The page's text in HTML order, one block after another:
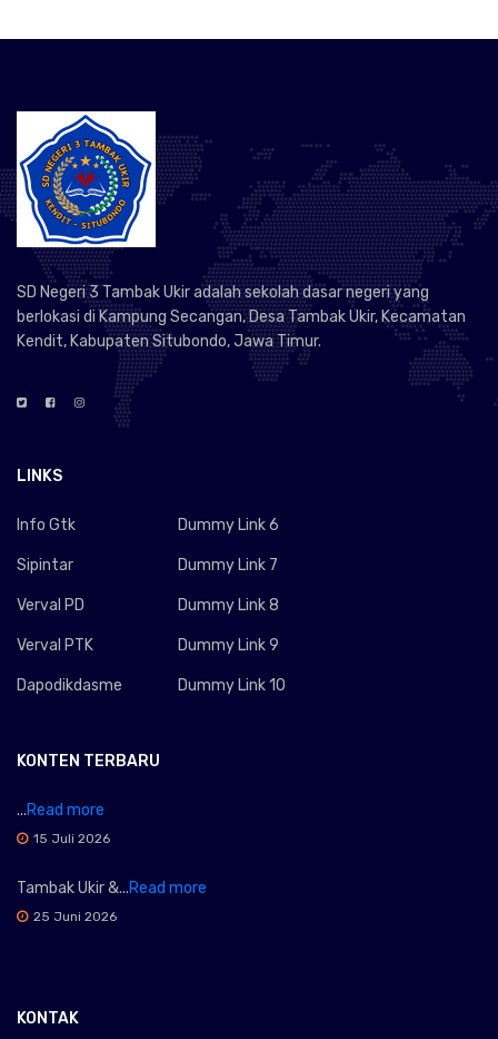
SD Negeri 3 Tambak Ukir adalah sekolah dasar negeri yang
berlokasi di Kampung Secangan, Desa Tambak Ukir, Kecamatan
Kendit, Kabupaten Situbondo, Jawa Timur.
LINKS
Info Gtk
Sipintar
Verval PD
Verval PTK
Dapodikdasme
Dummy Link 6
Dummy Link 7
Dummy Link 8
Dummy Link 9
Dummy Link 10
KONTEN TERBARU
...Read more
15 Juli 2026
Tambak Ukir &...Read more
25 Juni 2026
KONTAK